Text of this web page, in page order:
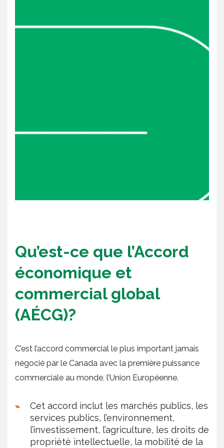
Qu’est-ce que l’Accord
économique et
commercial global
(AÉCG)?
C’est l’accord commercial le plus important jamais
négocié par le Canada avec la première puissance
commerciale au monde, l’Union Européenne.
Cet accord inclut les marchés publics, les
services publics, l’environnement,
l’investissement, l’agriculture, les droits de
propriété intellectuelle, la mobilité de la